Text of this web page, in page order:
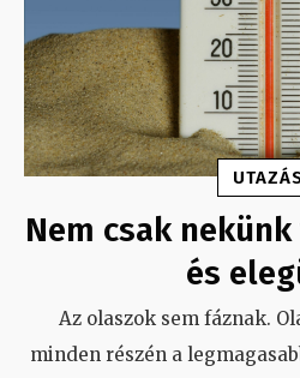
Nem csak
és
Az olaszok sem fáznak.
minden részén a